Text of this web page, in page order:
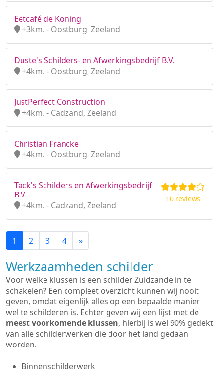
Eetcafé de Koning
+3km. - Oostburg, Zeeland
Duste's Schilders- en Afwerkingsbedrijf B.V.
+4km. - Oostburg, Zeeland
JustPerfect Construction
+4km. - Cadzand, Zeeland
Christian Francke
+4km. - Oostburg, Zeeland
Tack's Schilders en Afwerkingsbedrijf
B.V.
+4km. - Cadzand, Zeeland
10 reviews
1 2 3 4 »
Werkzaamheden schilder
Voor welke klussen is een schilder Zuidzande in te
schakelen? Een compleet overzicht kunnen wij nooit
geven, omdat eigenlijk alles op een bepaalde manier
wel te schilderen is. Echter geven wij een lijst met de
meest voorkomende klussen, hierbij is wel 90% gedekt
van alle schilderwerken die door het land gedaan
worden.
Binnenschilderwerk